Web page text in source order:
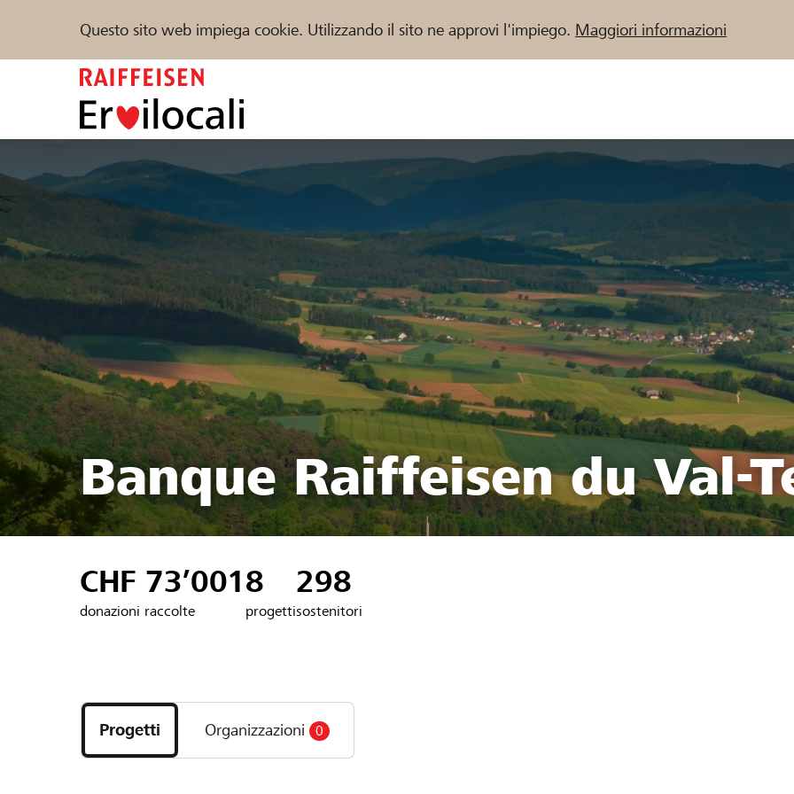
Questo sito web impiega cookie. Utilizzando il sito ne approvi l'impiego. Maggiori informazioni
Sostenere Aiuto & supporto Partner / Banche Raiffeisen
Trova progetti e organizzazioni
Banque Raiffeisen du Val-
CHF 73’001
donazioni raccolte
8
progetti
298
sostenitori
i
progetti
e
Progetti Organizzazioni 0